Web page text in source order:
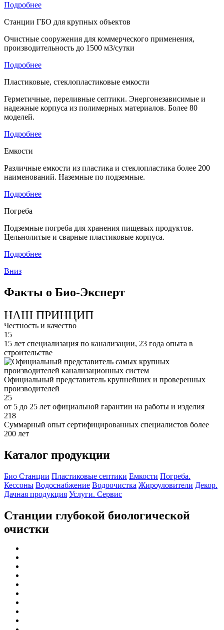
Подробнее
Станции ГБО для крупных объектов
Очистные сооружения для коммерческого применения,
производительность до 1500 м3/сутки
Подробнее
Пластиковые, стеклопластиковые емкости
Герметичные, переливные септики. Энергонезависимые и
надежные корпуса из полимерных материалов. Более 80
моделей.
Подробнее
Емкости
Различные емкости из пластика и стеклопластика более 200
наименований. Наземные по подземные.
Подробнее
Погреба
Подземные погреба для хранения пищевых продуктов.
Цельнолитые и сварные пластиковые корпуса.
Подробнее
Вниз
Факты о Био-Эксперт
НАШ ПРИНЦИП
Честность и качество
15
15 лет специализация по канализации, 23 года опыта в
строительстве
Официальный представитель крупнейших и проверенных
производителей
25
от 5 до 25 лет официальной гарантии на работы и изделия
218
Суммарный опыт сертифицированных специалистов более
200 лет
Каталог продукции
Био Станции Пластиковые септики Емкости Погреба.
Кессоны Водоснабжение Водоочистка Жироуловители Декор.
Дачная продукция Услуги. Сервис
Станции глубокой биологической
очистки